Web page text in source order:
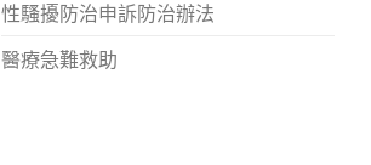
性騷擾防治申訴防治辦法
醫療急難救助